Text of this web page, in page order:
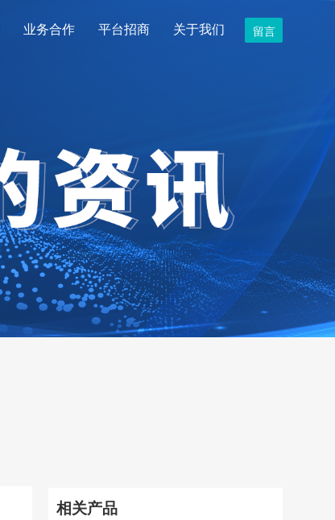
业务合作 平台招商 关于我们 留言
相关产品